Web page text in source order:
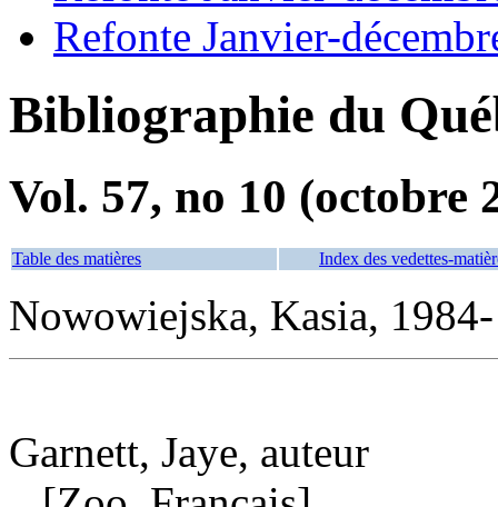
Refonte Janvier-
Bibliographie du
Vol. 57, no 10 (octobre
Table des matières Index des vedettes-
Nowowiejska, Kasia,
Garnett, Jaye, auteur